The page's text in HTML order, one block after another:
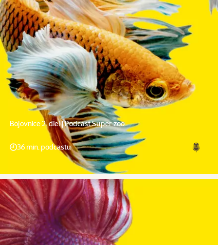
Bojovnice 2. diel | Podcast Super zoo
36 min. podcastu